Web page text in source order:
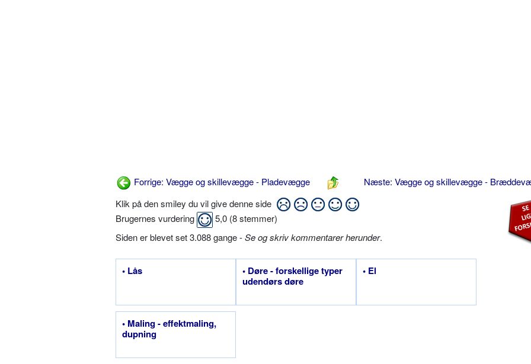
Forrige: Vægge og skillevægge - Pladevægge
Næste: Vægge og skillevægge -
Klik på den smiley du vil give denne side
Brugernes vurdering
5,0 (8stemmer)
Siden er blevet set 3.088 gange -Se og skriv kommentarer herunder.
• Lås
• Døre - forskellige typer
udendørs døre
• El
• Maling - effektmaling,
dupning